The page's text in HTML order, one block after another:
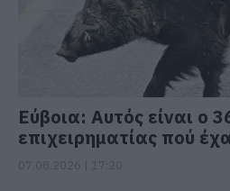
Εύβοια: Αυτός είναι ο
επιχειρηματίας πού